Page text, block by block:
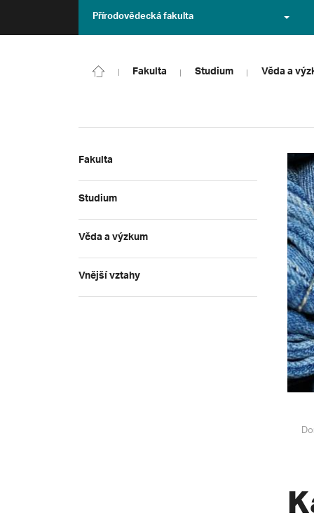
Přírodovědecká fakulta
Fakulta Studium Věda a
Fakulta
Studium
Věda a výzkum
Vnější vztahy